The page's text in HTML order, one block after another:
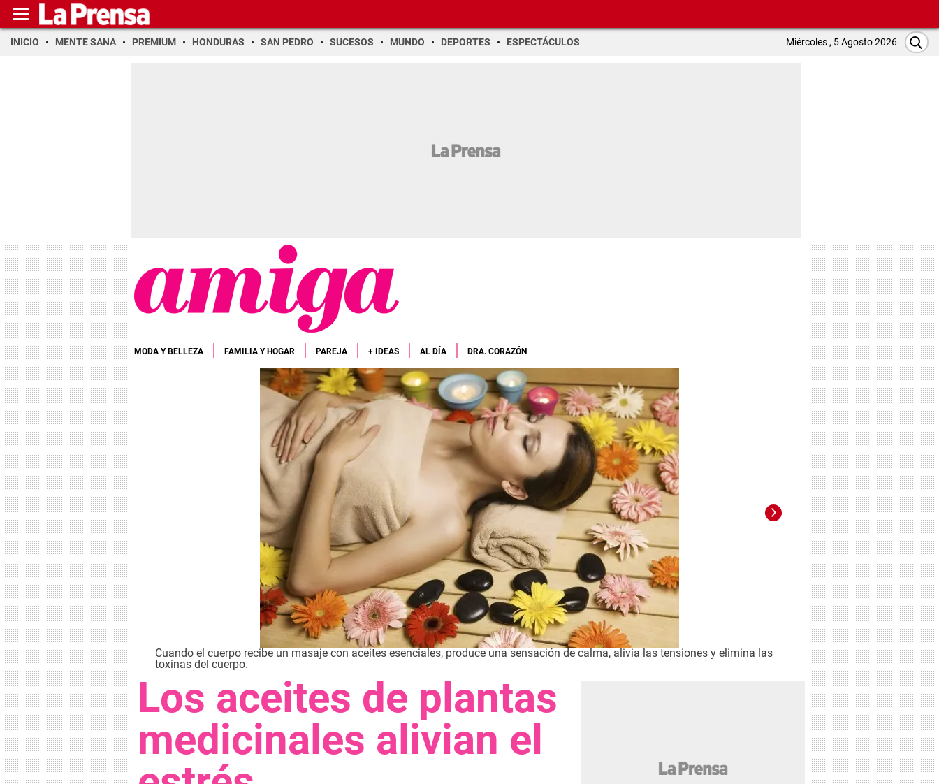
INICIO MENTE SANA PREMIUM HONDURAS SAN PEDRO SUCESOS MUNDO DEPORTES ESPECTÁCULOS Miércoles , 5 Agosto 2026
MODA Y BELLEZA FAMILIA Y HOGAR PAREJA + IDEAS AL DÍA DRA. CORAZÓN
Cuando el cuerpo recibe un masaje con aceites esenciales, produce una sensación de calma, alivia las tensiones y elimina las
toxinas del cuerpo.
essential oils and medical
Los aceites de plantas
medicinales alivian el